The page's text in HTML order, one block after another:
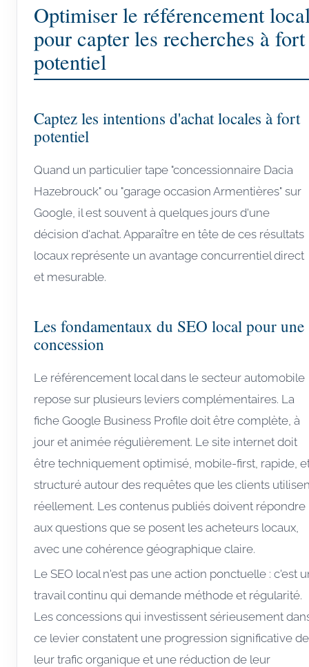
Optimiser le référencement
pour capter les recherches à fort
potentiel
Captez les intentions d'achat locales à fort
potentiel
Quand un particulier tape "concessionnaire Dacia
Hazebrouck" ou "garage occasion Armentières" sur
Google, il est souvent à quelques jours d'une
décision d'achat. Apparaître en tête de ces résultats
locaux représente un avantage concurrentiel direct
et mesurable.
Les fondamentaux du SEO local pour une
concession
Le référencement local dans le secteur automobile
repose sur plusieurs leviers complémentaires. La
fiche Google Business Profile doit être complète, à
jour et animée régulièrement. Le site internet doit
être techniquement optimisé, mobile-first, rapide,
structuré autour des requêtes que les clients
réellement. Les contenus publiés doivent répondre
aux questions que se posent les acheteurs locaux,
avec une cohérence géographique claire.
Le SEO local n'est pas une action ponctuelle : c'est
travail continu qui demande méthode et régularité.
Les concessions qui investissent sérieusement
ce levier constatent une progression significative de
leur trafic organique et une réduction de leur